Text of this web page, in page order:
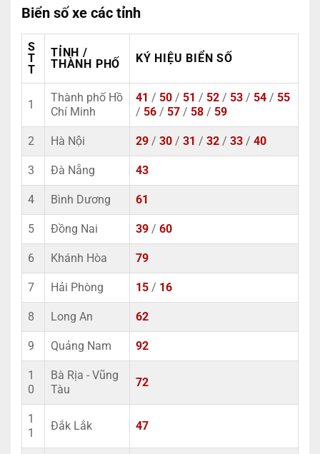
Biển số xe các tỉnh
S
T
T
TỈNH /
THÀNH PHỐ
KÝ HIỆU BIỂN SỐ
1
Thành phố Hồ
Chí Minh
41 / 50 / 51 / 52 / 53 / 54 / 55
/ 56 / 57 / 58 / 59
2 Hà Nội 29 / 30 / 31 / 32 / 33 / 40
3 Đà Nẵng 43
4 Bình Dương 61
5 Đồng Nai 39 / 60
6 Khánh Hòa 79
7 Hải Phòng 15 / 16
8 Long An 62
9 Quảng Nam 92
1
0
Bà Rịa - Vũng
Tàu
72
1
1
Đắk Lắk 47